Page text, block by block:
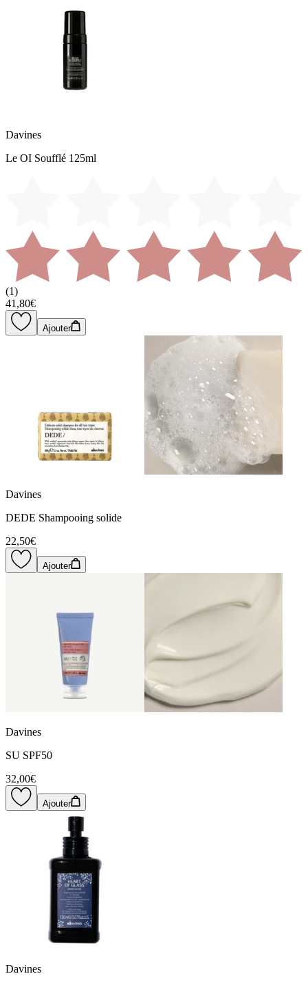
Davines
Le OI Soufflé 125ml
(1)
41,80€
Ajouter
Davines
DEDE Shampooing solide
22,50€
Ajouter
Davines
SU SPF50
32,00€
Ajouter
Davines